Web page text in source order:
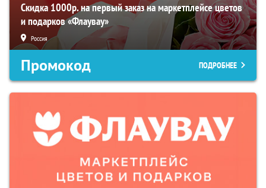
Скидка 1000р. на первый заказ на маркетплейсе цветов
и подарков «Флаувау»
Россия
Промокод ПОДРОБНЕЕ